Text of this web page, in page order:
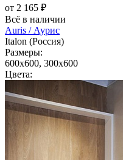
от 2 165 ₽
Всё в наличии
Auris / Аурис
Italon (Россия)
Размеры:
600x600, 300x600
Цвета: